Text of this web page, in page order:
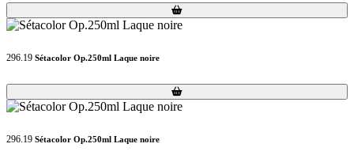
Loading...
Loading...
296.19 Sétacolor Op.250ml Laque noire
Loading...
Loading...
296.19 Sétacolor Op.250ml Laque noire